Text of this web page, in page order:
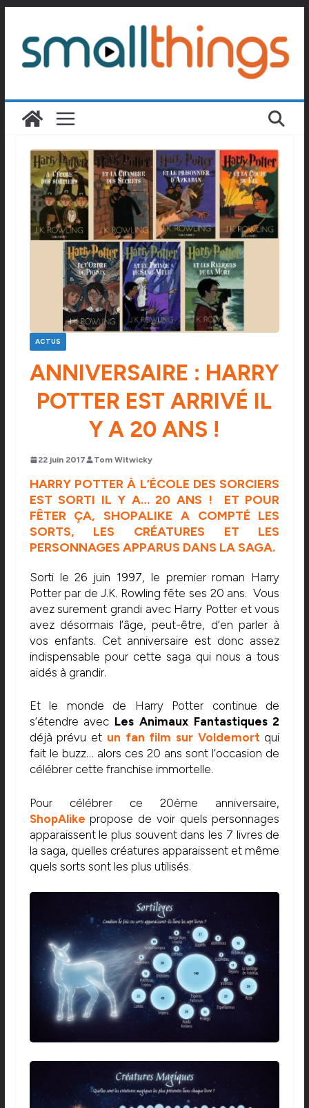
contenu
ACTUS
ANNIVERSAIRE : HARRY
POTTER EST ARRIVÉ IL
Y A 20 ANS !
22 juin 2017 Tom Witwicky
HARRY POTTER À L’ÉCOLE DES SORCIERS
EST SORTI IL Y A… 20 ANS ! ET POUR
FÊTER ÇA, SHOPALIKE A COMPTÉ LES
SORTS, LES CRÉATURES ET LES
PERSONNAGES APPARUS DANS LA SAGA.
Sorti le 26 juin 1997, le premier roman Harry
Potter par de J.K. Rowling fête ses 20 ans. Vous
avez surement grandi avec Harry Potter et vous
avez désormais l’âge, peut-être, d’en parler à
vos enfants. Cet anniversaire est donc assez
indispensable pour cette saga qui nous a tous
aidés à grandir.
Et le monde de Harry Potter continue de
s’étendre avec Les Animaux Fantastiques 2
déjà prévu et un fan film sur Voldemort qui
fait le buzz… alors ces 20 ans sont l’occasion de
célébrer cette franchise immortelle.
Pour célébrer ce 20ème anniversaire,
ShopAlike propose de voir quels personnages
apparaissent le plus souvent dans les 7 livres de
la saga, quelles créatures apparaissent et même
quels sorts sont les plus utilisés.